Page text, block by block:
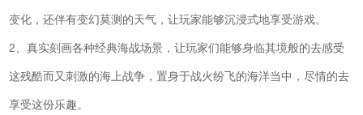
变化，还伴有变幻莫测的天气，让玩家能够沉浸式地享受游戏。
2、真实刻画各种经典海战场景，让玩家们能够身临其境般的去感受
这残酷而又刺激的海上战争，置身于战火纷飞的海洋当中，尽情的去
享受这份乐趣。